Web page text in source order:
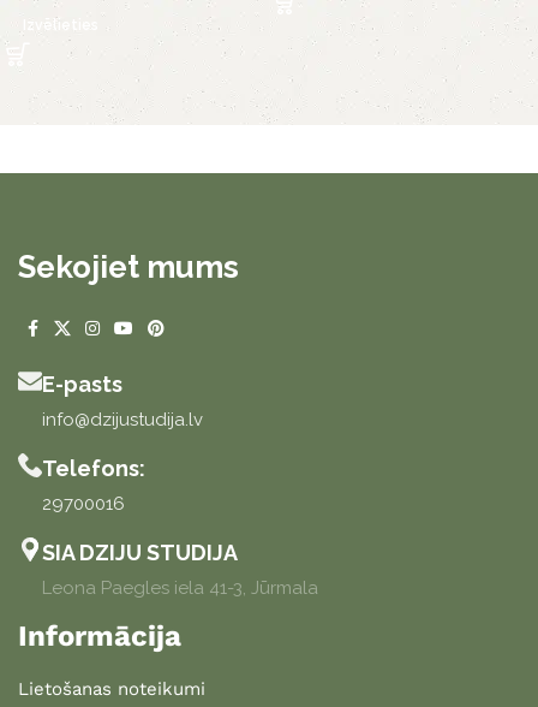
Izvēlieties
Sekojiet mums
E-pasts
info@dzijustudija.lv
Telefons:
29700016
SIA DZIJU STUDIJA
Leona Paegles iela 41-3, Jūrmala
Informācija
Lietošanas noteikumi